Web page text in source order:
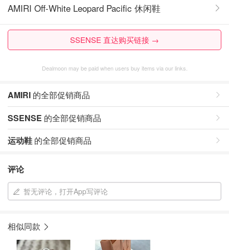
AMIRI Off-White Leopard Pacific 休闲鞋
SSENSE 直达购买链接 →
Dealmoon may be paid when users buy items via our links.
AMIRI 的全部促销商品
SSENSE 的全部促销商品
运动鞋 的全部促销商品
评论
暂无评论，打开App写评论
相似同款